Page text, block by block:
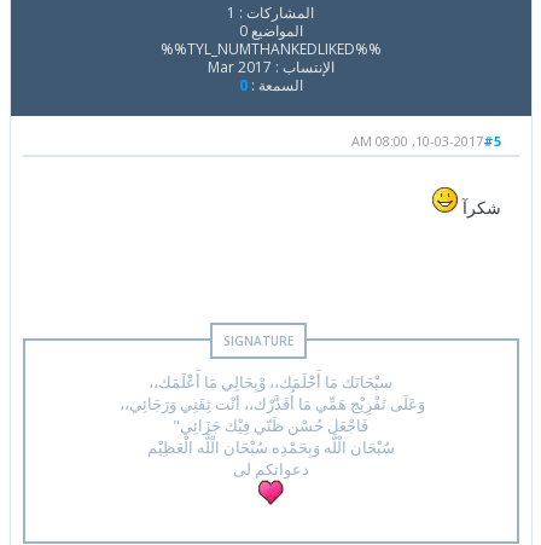
المشاركات : 1
المواضيع 0
%%TYL_NUMTHANKEDLIKED%%
الإنتساب : Mar 2017
السمعة :0
#5
10-03-2017, 08:00 AM
شكرآ
سبْحَانَك مَا أَحْلَمَك،، وْبِحَالِي مَا أَعْلَمَك،،
وَعَلَى تَفْرِيْج هَمِّي مَا أُقَدَّرْك،، أنْت ثِقَتِي وَرَجَائِي،،
فَاجْعَل حُسْن ظَنّي فِيْك جَزَائِي"
سُبْحَان الْلَّه وَبِحَمْدِه سُبْحَان الْلَّه الْعَظِيْم
دعواتكم لى